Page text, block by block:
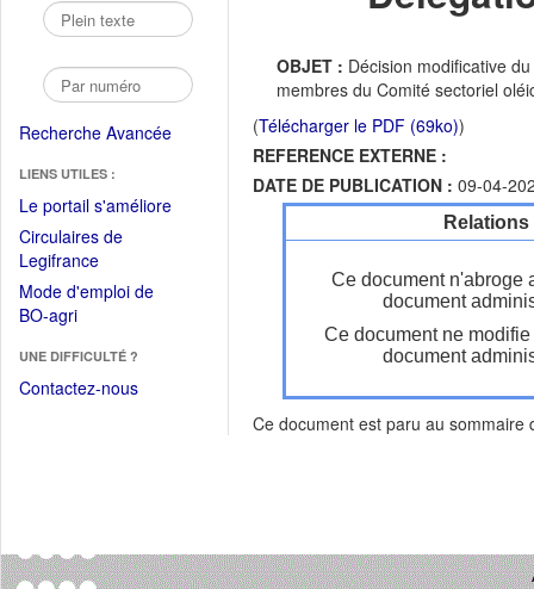
Recherche Avancée
LIENS UTILES :
Le portail s'améliore(Fichier
Circulaires de
Legifrance(Ouvrir
dans
une
fenêtre)
Mode d'emploi de
BO-agri(Ouvrir
une
nouvelle
UNE DIFFICULTÉ ?
Contactez-nous
OBJET : Décision modificative
membres du Comité sectoriel
(Télécharger le PDF (69ko))
REFERENCE EXTERNE :
DATE DE PUBLICATION : 09-04-
Ce document n'abroge
document
Ce document ne
document
Ce document est paru au sommaire